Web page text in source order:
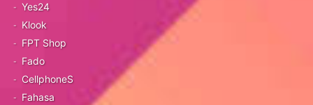
Yes24
Klook
FPT Shop
Fado
CellphoneS
Fahasa